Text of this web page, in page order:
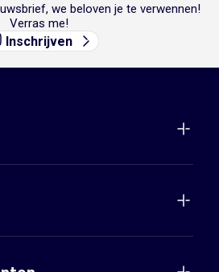
we beloven je te verwennen!
Verras me!
Inschrijven